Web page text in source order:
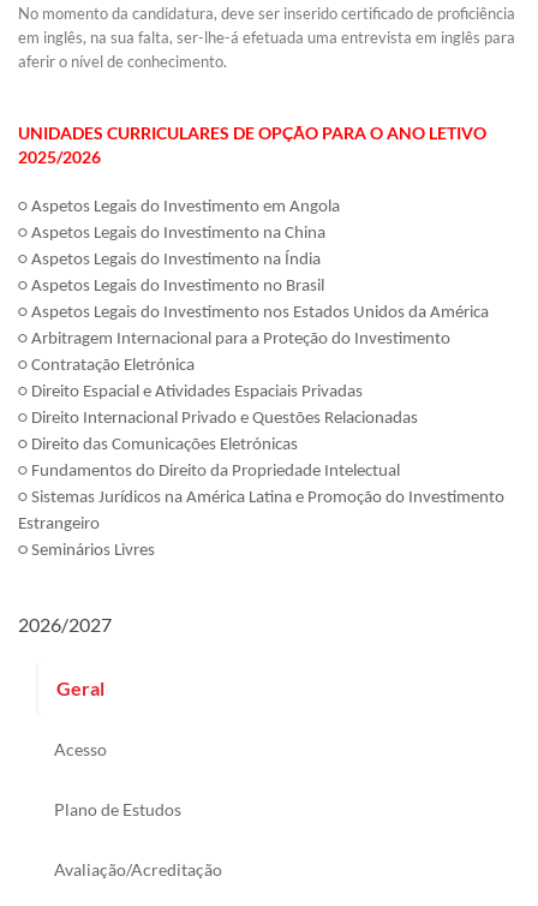
No momento da candidatura, deve ser inserido certificado de proficiência
em inglês, na sua falta, ser-lhe-á efetuada uma entrevista em inglês para
aferir o nível de conhecimento​.
UNIDADES CURRICULARES DE OPÇÃO PARA O ANO LETIVO
2025/2026
○ Aspetos Legais do Investimento em Angola
○ Aspetos Legais do Investimento na China
○ Aspetos Legais do Investimento na Índia
○ Aspetos Legais do Investimento no Brasil
○ Aspetos Legais do Investimento nos Estados Unidos da América
○ Arbitragem Internacional para a Proteção do Investimento
○ Contratação Eletrónica
○ Direito Espacial e Atividades Espaciais Privadas
○ Direito Internacional Privado e Questões Relacionadas
○ Direito das Comunicações Eletrónicas
○ Fundamentos do Direito da Propriedade Intelectual
○ Sistemas Jurídicos na América Latina e Promoção do Investimento
Estrangeiro
○ Seminários Livres
2026/2027
Geral
Acesso
Plano de Estudos
Avaliação/Acreditação